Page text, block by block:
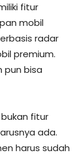
fitur
mobil
radar
premium.
pun bisa
fitur
ada.
harus sudah